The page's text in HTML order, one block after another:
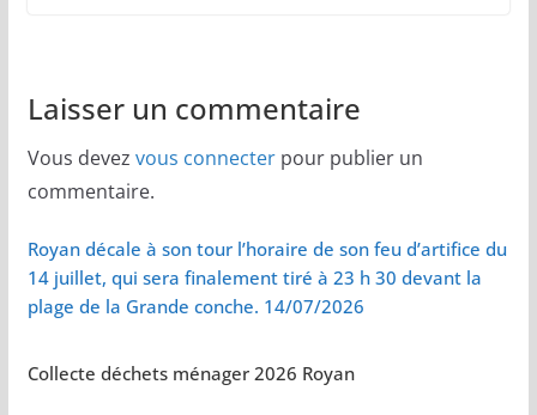
Laisser un commentaire
Vous devez vous connecterpour publier un
commentaire.
Royan décale à son tour l’horaire de son feu d’artifice du
14 juillet, qui sera finalement tiré à 23 h 30 devant la
plage de la Grande conche. 14/07/2026
Collecte déchets ménager 2026 Royan